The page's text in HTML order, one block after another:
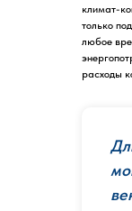
климат-
только
любое
расходы